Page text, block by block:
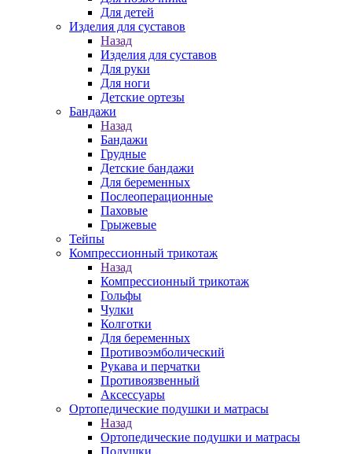
Для детей
Изделия для суставов
Назад
Изделия для суставов
Для руки
Для ноги
Детские ортезы
Бандажи
Назад
Бандажи
Грудные
Детские бандажи
Для беременных
Послеоперационные
Паховые
Грыжевые
Тейпы
Компрессионный трикотаж
Назад
Компрессионный трикотаж
Гольфы
Чулки
Колготки
Для беременных
Противоэмболический
Рукава и перчатки
Противоязвенный
Аксессуары
Ортопедические подушки и матрасы
Назад
Ортопедические подушки и матрасы
Подушки